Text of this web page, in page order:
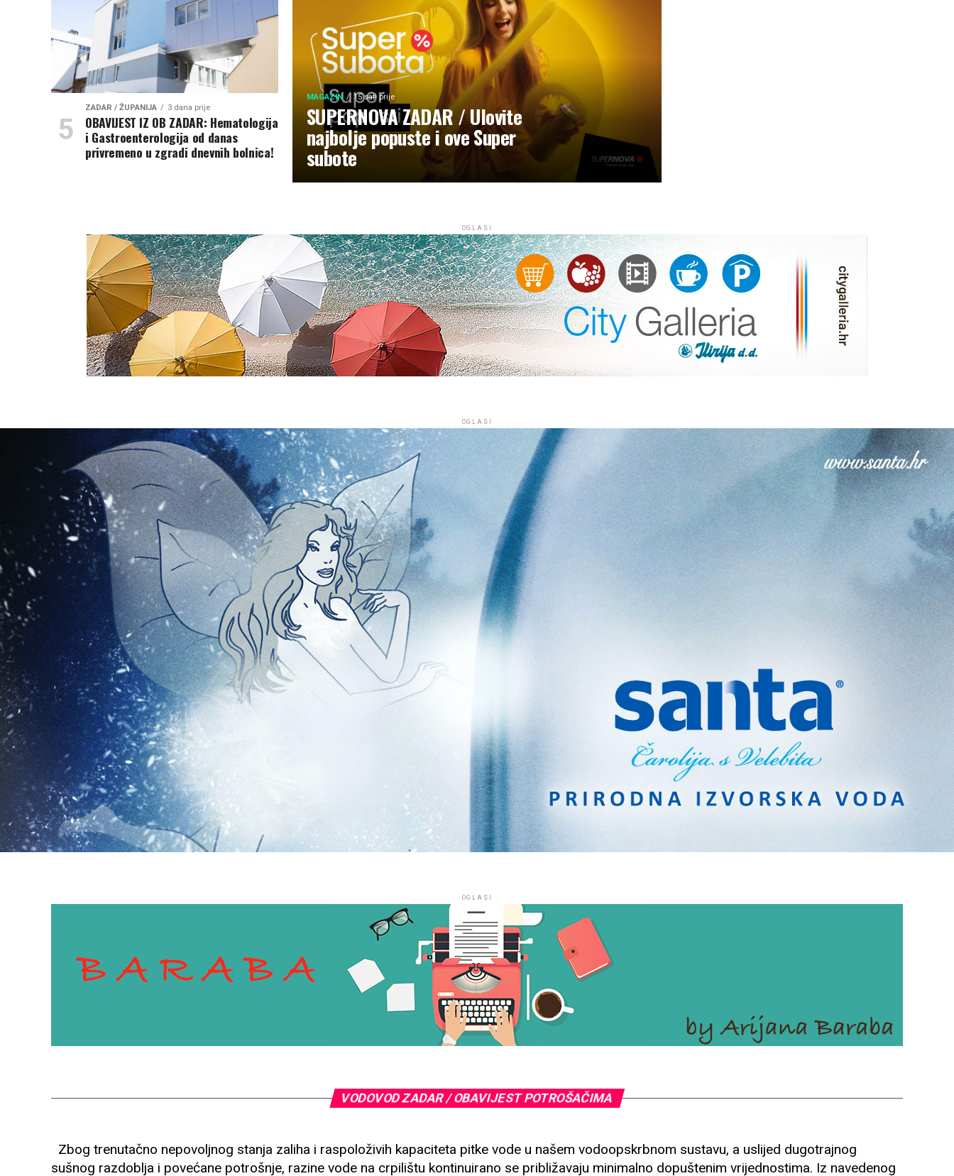
MAGAZIN 15 sati prije
SUPERNOVA ZADAR / Ulovite
najbolje popuste i ove Super
subote
ZADAR / ŽUPANIJA 3 dana prije
OBAVIJEST IZ OB ZADAR: Hematologija
i Gastroenterologija od danas
privremeno u zgradi dnevnih bolnica!
OGLASI
OGLASI
OGLASI
VODOVOD ZADAR / OBAVIJEST POTROŠAČIMA
Zbog trenutačno nepovoljnog stanja zaliha i raspoloživih kapaciteta pitke vode u našem vodoopskrbnom sustavu, a uslijed dugotrajnog
sušnog razdoblja i povećane potrošnje, razine vode na crpilištu kontinuirano se približavaju minimalno dopuštenim vrijednostima. Iz navedenog